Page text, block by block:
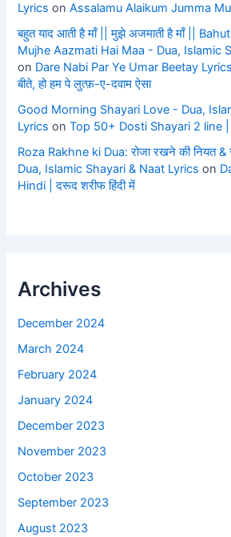
Lyrics onAssalamu Alaikum Jumma
बहुत याद आती है माँ || मुझे अजमाती है माँ ||
Mujhe Aazmati Hai Maa - Dua, Islamic
on Dare Nabi Par Ye Umar Beetay
बीते, हो हम पे लुत्फ़-ए-दवाम ऐसा
Good Morning Shayari Love - Dua,
Lyrics onTop 50+ Dosti Shayari 2 line |
Roza Rakhne ki Dua: रोजा रखने की नियत
Dua, Islamic Shayari & Naat Lyrics on
Hindi | दरूद शरीफ हिंदी में
Archives
December 2024
March 2024
February 2024
January 2024
December 2023
November 2023
October 2023
September 2023
August 2023